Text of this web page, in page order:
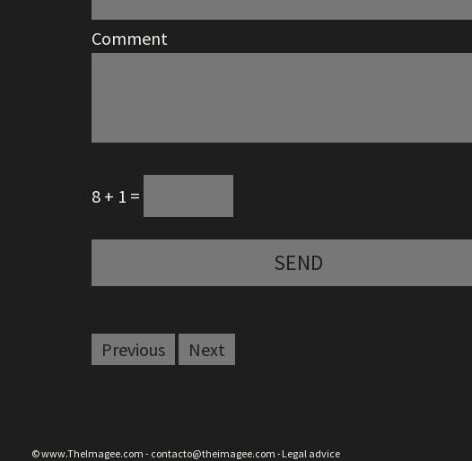
Comment
8 + 1 =
Previous Next
© www.TheImagee.com - contacto@theimagee.com - Legal advice